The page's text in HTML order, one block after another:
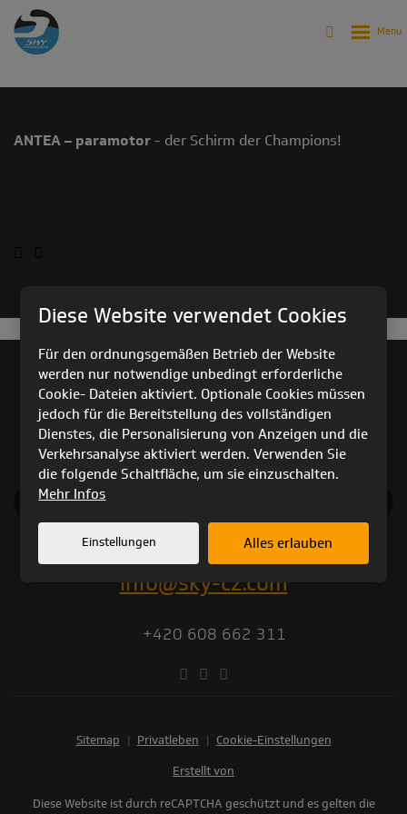
Produkte
ANTEA PARAMOTOR EDITION (2007-2011)
ANTEA – paramotor - der Schirm der Champions!
PRODUKTARCHIV
TECHNISCHE KONTROLLEN
KATALOG 2025
info@sky-cz.com
+420 608 662 311
Sitemap | Privatleben | Cookie-Einstellungen
Erstellt von
Diese Website ist durch reCAPTCHA geschützt und es gelten die
Diese Website verwendet Cookies
Für den ordnungsgemäßen Betrieb der Website
werden nur notwendige unbedingt erforderliche
Cookie- Dateien aktiviert. Optionale Cookies müssen
jedoch für die Bereitstellung des vollständigen
Dienstes, die Personalisierung von Anzeigen und die
Verkehrsanalyse aktiviert werden. Verwenden Sie
die folgende Schaltfläche, um sie einzuschalten.
Mehr Infos
Einstellungen Alles erlauben